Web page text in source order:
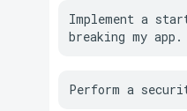
Implement a
breaking my app.
Perform a